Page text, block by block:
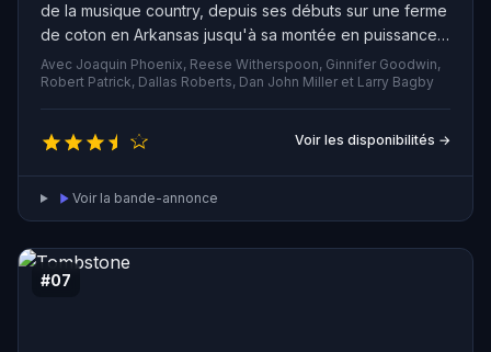
de la musique country, depuis ses débuts sur une ferme
de coton en Arkansas jusqu'à sa montée en puissance
avec Sun Records à Memphis, où il a enregistré aux
côtés d'Elvis Presley, Jerry Lee Lewis et Carl Perkins.
Avec Joaquin Phoenix, Reese Witherspoon, Ginnifer Goodwin,
Robert Patrick, Dallas Roberts, Dan John Miller et Larry Bagby
Voir les disponibilités →
Voir la bande-annonce
#07